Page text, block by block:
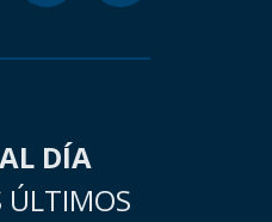
DÍA
ÚLTIMOS